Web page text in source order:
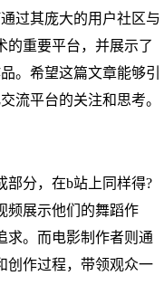
过其庞大的用户社区与
的重要平台，并展示了
。希望这篇文章能够引
流平台的关注和思考。
部分，在b站上同样得?
频展示他们的舞蹈作
求。而电影制作者则通
创作过程，带领观众一